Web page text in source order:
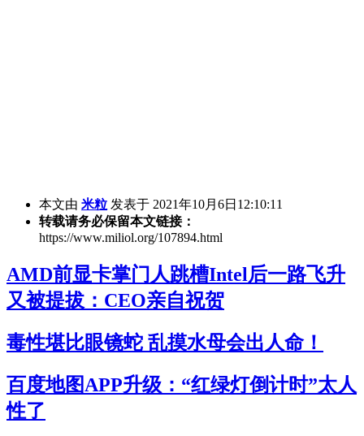
本文由 米粒 发表于 2021年10月6日12:10:11
转载请务必保留本文链接：
https://www.miliol.org/107894.html
AMD前显卡掌门人跳槽Intel后一路飞升
又被提拔：CEO亲自祝贺
毒性堪比眼镜蛇 乱摸水母会出人命！
百度地图APP升级：“红绿灯倒计时”太人
性了